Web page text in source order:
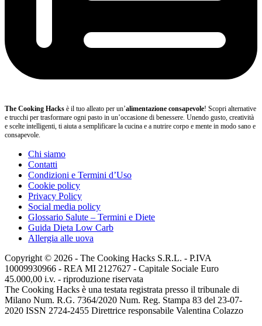
The Cooking Hacks è il tuo alleato per un’alimentazione consapevole! Scopri alternative
e trucchi per trasformare ogni pasto in un’occasione di benessere. Unendo gusto, creatività
e scelte intelligenti, ti aiuta a semplificare la cucina e a nutrire corpo e mente in modo sano e
consapevole.
Chi siamo
Contatti
Condizioni e Termini d’Uso
Cookie policy
Privacy Policy
Social media policy
Glossario Salute – Termini e Diete
Guida Dieta Low Carb
Allergia alle uova
Copyright © 2026 - The Cooking Hacks S.R.L. - P.IVA
10009930966 - REA MI 2127627 - Capitale Sociale Euro
45.000,00 i.v. - riproduzione riservata
The Cooking Hacks è una testata registrata presso il tribunale di
Milano Num. R.G. 7364/2020 Num. Reg. Stampa 83 del 23-07-
2020 ISSN 2724-2455 Direttrice responsabile Valentina Colazzo